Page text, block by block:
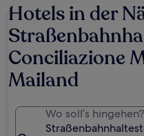
Hotels in der
Conciliazione
Mailand
Wo soll’s hingehen?